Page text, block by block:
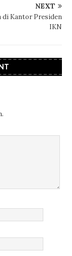
NEXT
di Kantor Presiden
IKN